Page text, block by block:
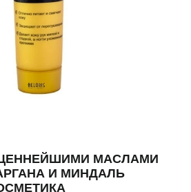
МАСЛАМИ
И МИНДАЛЬ